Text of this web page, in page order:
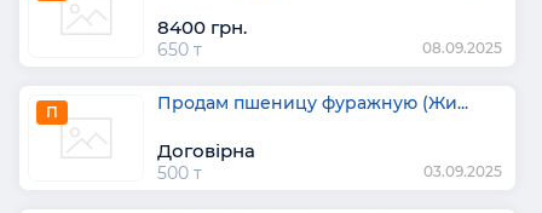
8400 грн.
650 т 08.09.2025
П Продам пшеницу фуражную (Жи...
Договірна
500 т 03.09.2025